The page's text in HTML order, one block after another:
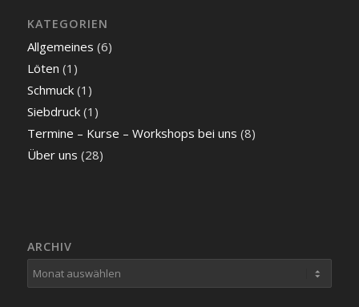
KATEGORIEN
Allgemeines (6)
Löten (1)
Schmuck(1)
Siebdruck(1)
Termine – Kurse – Workshops bei uns (8)
Über uns (28)
ARCHIV